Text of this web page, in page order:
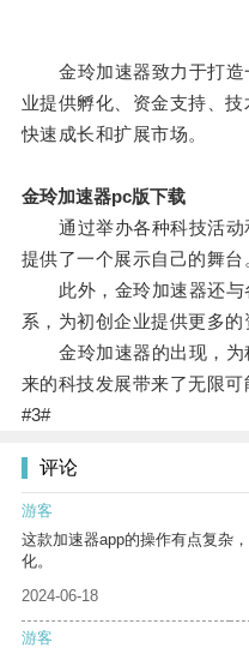
金玲加速器致力于打造
业提供孵化、资金支持、
快速成长和扩展市场。
金玲加速器pc版下载
通过举办各种科技活动
提供了一个展示自己的舞台
此外，金玲加速器还与
系，为初创企业提供更多的
金玲加速器的出现，为
来的科技发展带来了无限可
#3#
评论
游客
这款加速器app的操作有点复杂
化。
2024-06-18
游客